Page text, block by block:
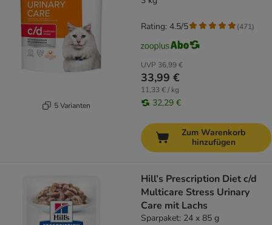
5 Varianten
UVP 36,99 €
33,99 €
11,33 € / kg
32,29 €
Rating: 4.5/5 (471)
Zum Warenkorb
hinzufügen
Hill’s Prescription Diet c/d
Multicare Stress Urinary
Care mit Lachs
Sparpaket: 24 x 85 g